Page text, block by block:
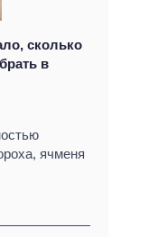
сколько
в
ячменя